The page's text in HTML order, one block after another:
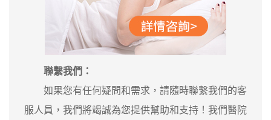
聯繫我們：
如果您有任何疑問和需求，請隨時聯繫我們的客
服人員，我們將竭誠為您提供幫助和支持！我們醫院